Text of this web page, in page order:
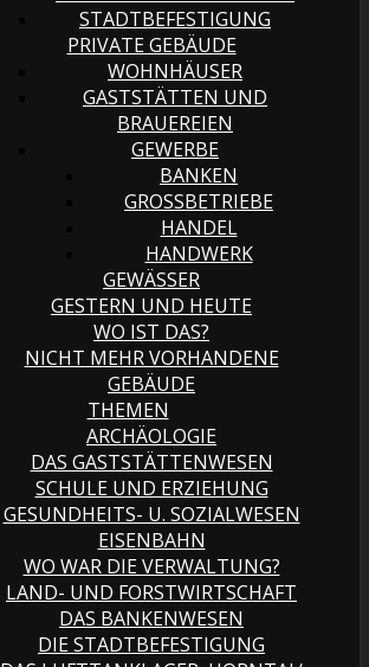
STADTBEFESTIGUNG
PRIVATE GEBÄUDE
WOHNHÄUSER
GASTSTÄTTEN UND
BRAUEREIEN
GEWERBE
BANKEN
GROSSBETRIEBE
HANDEL
HANDWERK
GEWÄSSER
GESTERN UND HEUTE
WO IST DAS?
NICHT MEHR VORHANDENE
GEBÄUDE
THEMEN
ARCHÄOLOGIE
DAS GASTSTÄTTENWESEN
SCHULE UND ERZIEHUNG
GESUNDHEITS- U. SOZIALWESEN
EISENBAHN
WO WAR DIE VERWALTUNG?
LAND- UND FORSTWIRTSCHAFT
DAS BANKENWESEN
DIE STADTBEFESTIGUNG